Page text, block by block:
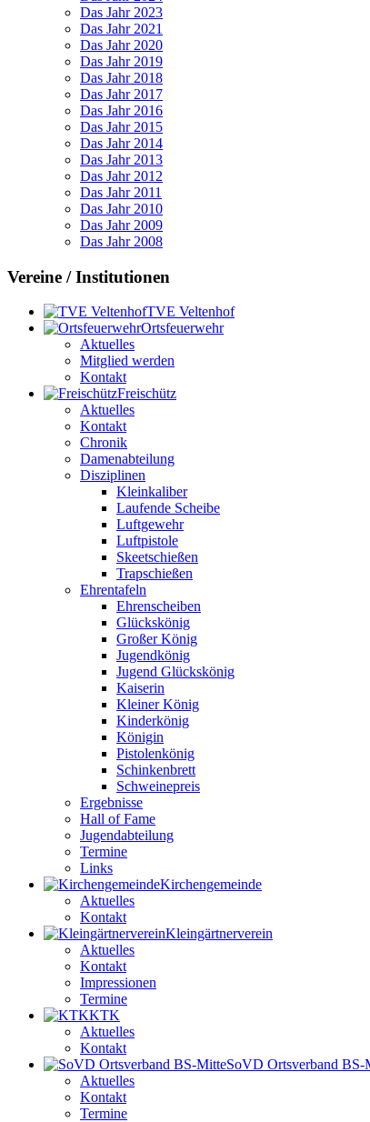
Das Jahr 2023
Das Jahr 2021
Das Jahr 2020
Das Jahr 2019
Das Jahr 2018
Das Jahr 2017
Das Jahr 2016
Das Jahr 2015
Das Jahr 2014
Das Jahr 2013
Das Jahr 2012
Das Jahr 2011
Das Jahr 2010
Das Jahr 2009
Das Jahr 2008
Vereine / Institutionen
TVE Veltenhof
Ortsfeuerwehr
Aktuelles
Mitglied werden
Kontakt
Freischütz
Aktuelles
Kontakt
Chronik
Damenabteilung
Disziplinen
Kleinkaliber
Laufende Scheibe
Luftgewehr
Luftpistole
Skeetschießen
Trapschießen
Ehrentafeln
Ehrenscheiben
Glückskönig
Großer König
Jugendkönig
Jugend Glückskönig
Kaiserin
Kleiner König
Kinderkönig
Königin
Pistolenkönig
Schinkenbrett
Schweinepreis
Ergebnisse
Hall of Fame
Jugendabteilung
Termine
Links
Kirchengemeinde
Aktuelles
Kontakt
Kleingärtnerverein
Aktuelles
Kontakt
Impressionen
Termine
KTK
Aktuelles
Kontakt
SoVD Ortsverband BS-
Aktuelles
Kontakt
Termine